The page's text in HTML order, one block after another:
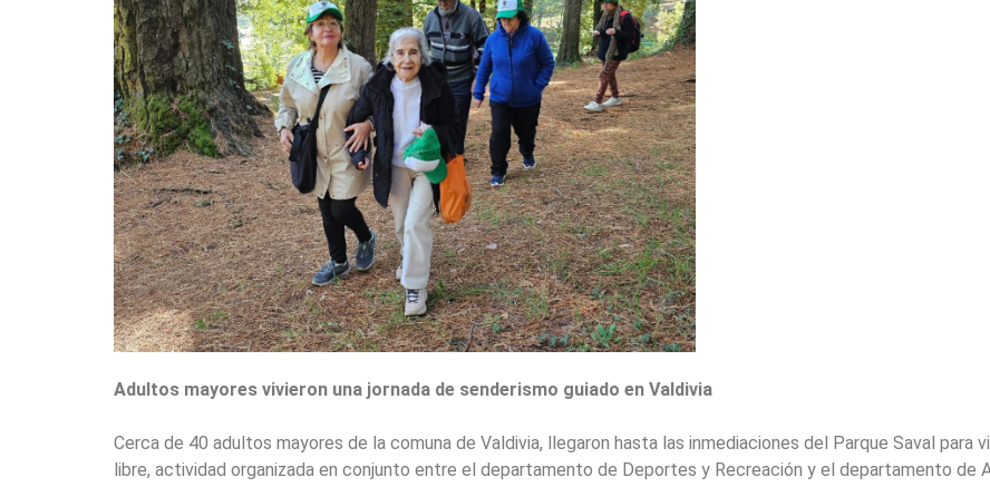
Adultos mayores vivieron una jornada de senderismo guiado en Valdivia
Cerca de 40 adultos mayores de la comuna de Valdivia, llegaron hasta las inmediaciones del Parque Saval para
libre, actividad organizada en conjunto entre el departamento de Deportes y Recreación y el departamento de